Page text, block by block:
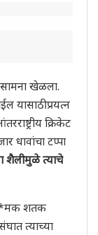
खेळला.
यासाठी प्रयत्न
क्रिकेट
धावांचा टप्पा
शैलीमुळे त्याचे
शतक
त्याच्या